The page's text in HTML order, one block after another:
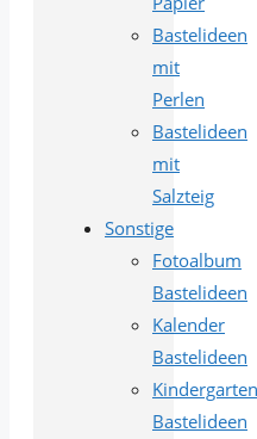
Bastelideen
mit
Perlen
Bastelideen
mit
Salzteig
Sonstige
Fotoalbum
Bastelideen
Kalender
Bastelideen
Kindergarten
Bastelideen